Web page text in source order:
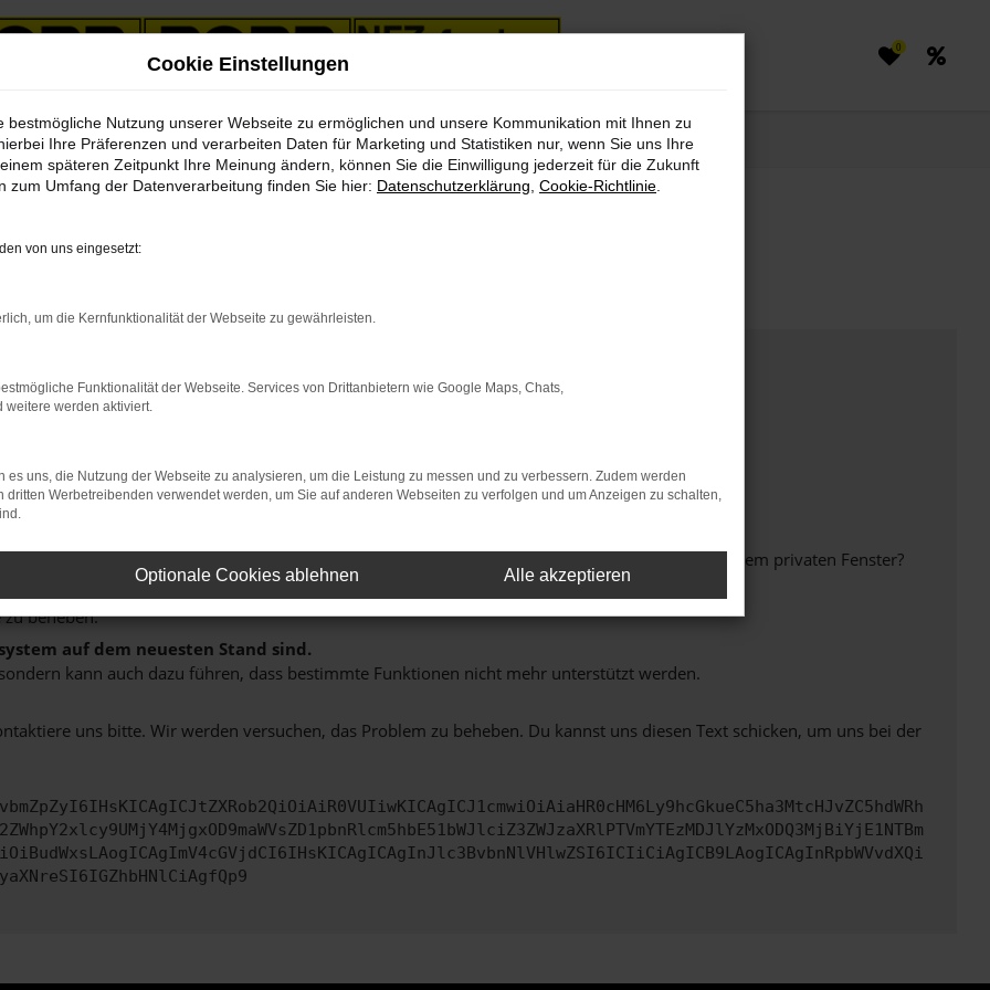
0
LKWs in unserem Fahrzeugmarkt finden
bestimmter Seiten verhindern. Funktioniert die Seite in einem anderen Browser oder in einem privaten Fenster?
beheben.
auf dem neuesten Stand sind.
kann auch dazu führen, dass bestimmte Funktionen nicht mehr unterstützt werden.
uns bitte. Wir werden versuchen, das Problem zu beheben. Du kannst uns diesen Text schicken, um uns bei der
Cookie Einstellungen
bestmögliche Nutzung unserer Webseite zu ermöglichen und unsere Kommunikation mit Ihnen zu
Ihre Präferenzen und verarbeiten Daten für Marketing und Statistiken nur, wenn Sie uns Ihre
späteren Zeitpunkt Ihre Meinung ändern, können Sie die Einwilligung jederzeit für die Zukunft
zum Umfang der Datenverarbeitung finden Sie hier: Datenschutzerklärung Cookie-Richtlinie
von uns eingesetzt:
um die Kernfunktionalität der Webseite zu gewährleisten.
Funktionalität der Webseite. Services von Drittanbietern wie Google Maps, Chats,
weitere werden aktiviert.
es uns, die Nutzung der Webseite zu analysieren, um die Leistung zu messen und zu verbessern. Zudem werden
dritten Werbetreibenden verwendet werden, um Sie auf anderen Webseiten zu verfolgen und um Anzeigen zu schalten,
Optionale Cookies ablehnen Alle akzeptieren